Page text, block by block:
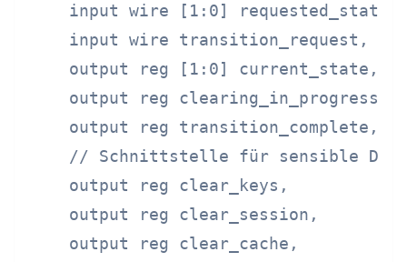
    input wire [1:0] requested_state,
    input wire transition_request,
    output reg [1:0] current_state,
    output reg clearing_in_progress,
    output reg transition_complete,
// Schnittstelle für sensible
    output reg clear_keys,
    output reg clear_session,
    output reg clear_cache,